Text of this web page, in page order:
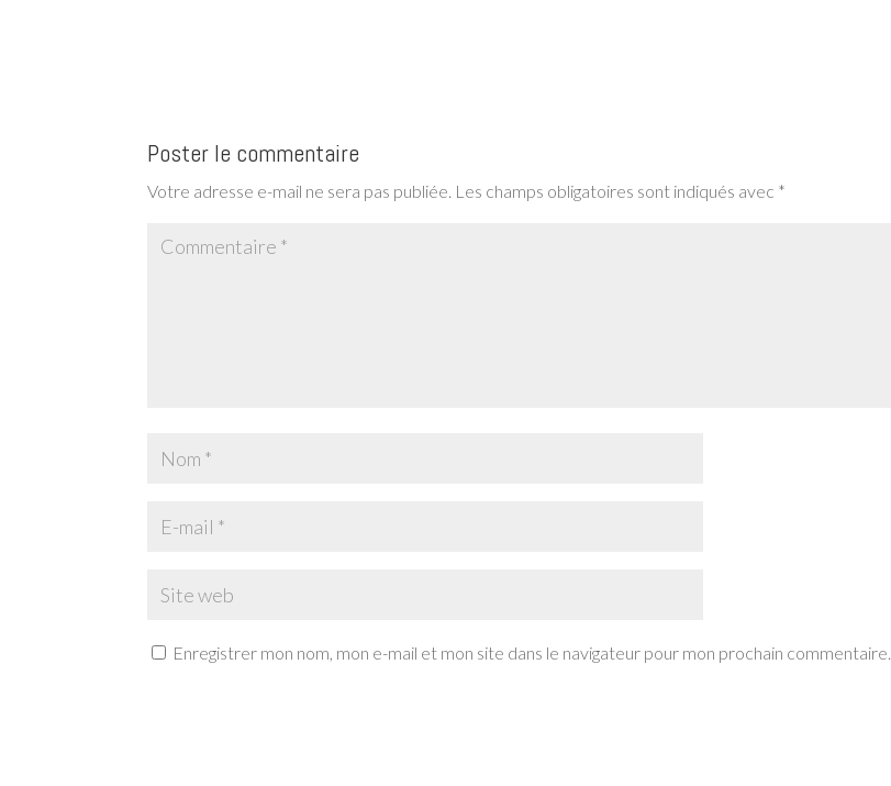
Poster le commentaire
Votre adresse e-mail ne sera pas publiée. Les champs obligatoires sont indiqués avec *
Enregistrer mon nom, mon e-mail et mon site dans le navigateur pour mon prochain commentaire.